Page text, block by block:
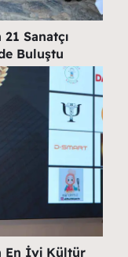
Sanatçı
Buluştu
En İyi Kültür